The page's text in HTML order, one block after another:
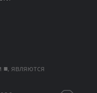
являются